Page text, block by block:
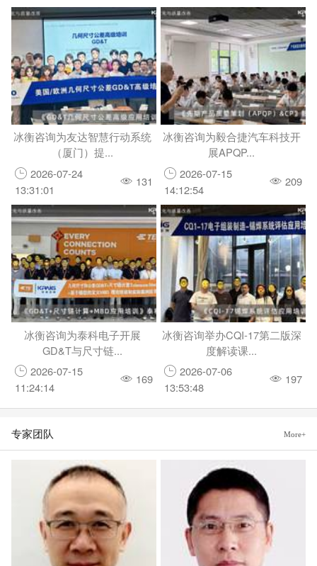
冰衡咨询为友达智慧行动系统
（厦门）提...
2026-07-24
13:31:01
131
冰衡咨询为毅合捷汽车科技开
展APQP...
2026-07-15
14:12:54
209
冰衡咨询为泰科电子开展
GD&T与尺寸链...
2026-07-15
11:24:14
169
冰衡咨询举办CQI-17第二版深
度解读课...
2026-07-06
13:53:48
197
专家团队 More+